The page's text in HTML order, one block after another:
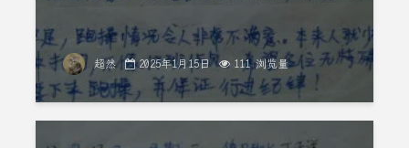
超然 2025年1月15日 111 浏览量